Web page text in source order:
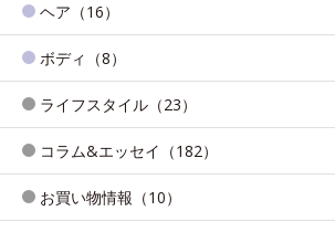
ヘア（16）
ボディ（8）
ライフスタイル（23）
コラム&エッセイ（182）
お買い物情報（10）